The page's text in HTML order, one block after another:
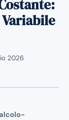
2026